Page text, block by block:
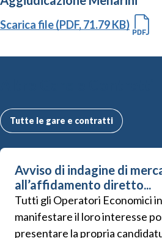
Scarica file (PDF, 71.79 KB)
Tutte le gare e contratti
Avviso di indagine di
all’affidamento diretto...
Tutti gli Operatori Economici
manifestare il loro interesse
presentare la propria